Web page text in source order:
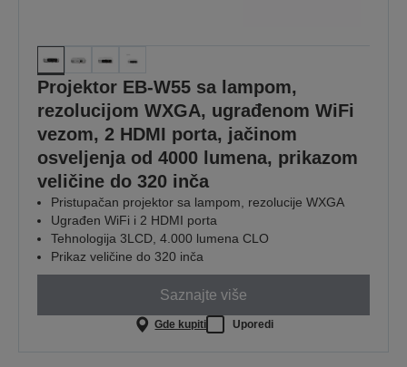
Projektor EB-W55 sa lampom,
rezolucijom WXGA, ugrađenom WiFi
vezom, 2 HDMI porta, jačinom
osveljenja od 4000 lumena, prikazom
veličine do 320 inča
Pristupačan projektor sa lampom, rezolucije WXGA
Ugrađen WiFi i 2 HDMI porta
Tehnologija 3LCD, 4.000 lumena CLO
Prikaz veličine do 320 inča
Saznajte više
Gde kupiti Uporedi